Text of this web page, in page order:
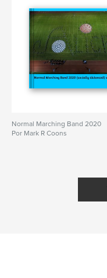
Normal Marching Band 2020
Por Mark R Coons